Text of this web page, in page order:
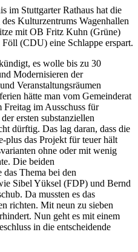
im Stuttgarter Rathaus hat die
Kulturzentrums Wagenhallen
mit OB Fritz Kuhn (Grüne)
(CDU) eine Schlappe erspart.
es wolle bis zu 30
Modernisieren der
Veranstaltungsräumen
hätte man vom Gemeinderat
Freitag im Ausschuss für
ersten substanziellen
dürftig. Das lag daran, dass die
plus das Projekt für teuer hält
ohne oder mit wenig
Die beiden
Thema bei den
Sibel Yüksel (FDP) und Bernd
Da mussten es das
richten. Mit neun zu sieben
Nun geht es mit einem
in die entscheidende